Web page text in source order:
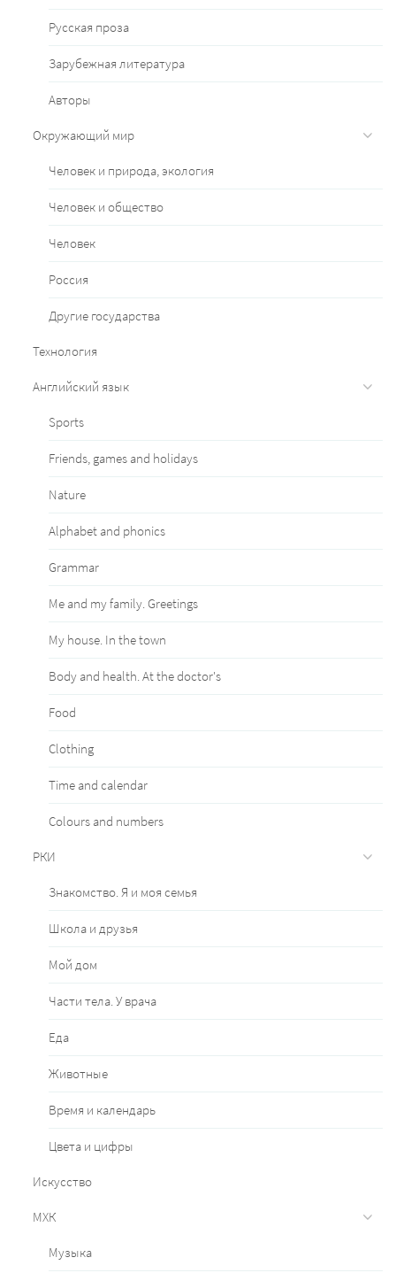
Русская проза
Зарубежная литература
Авторы
Окружающий мир
Человек и природа, экология
Человек и общество
Человек
Россия
Другие государства
Технология
Английский язык
Sports
Friends, games and holidays
Nature
Alphabet and phonics
Grammar
Me and my family. Greetings
My house. In the town
Body and health. At the doctor's
Food
Clothing
Time and calendar
Сolours and numbers
РКИ
Знакомство. Я и моя семья
Школа и друзья
Мой дом
Части тела. У врача
Еда
Животные
Время и календарь
Цвета и цифры
Искусство
МХК
Музыка